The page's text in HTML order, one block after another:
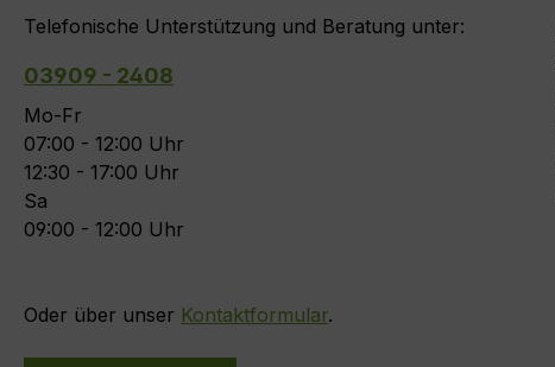
Telefonische Unterstützung und Beratung unter:
03909 - 2408
Mo-Fr
07:00 - 12:00 Uhr
12:30 - 17:00 Uhr
Sa
09:00 - 12:00 Uhr
Oder über unser Kontaktformular.